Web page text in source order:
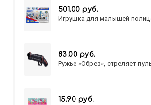
501.00 руб.
Игрушка для малышей
83.00 руб.
Ружье «Обрез», стреляет
15.90 руб.